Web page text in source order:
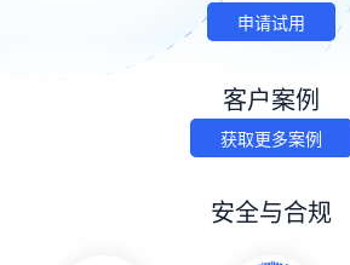
申请试用
客户案例
获取更多案例
安全与合规